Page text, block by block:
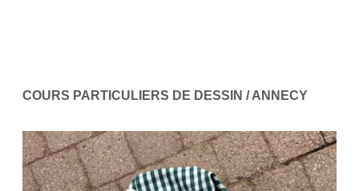
COURS PARTICULIERS DE DESSIN / ANNECY